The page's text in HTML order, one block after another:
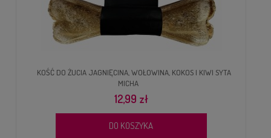
KOŚĆ DO ŻUCIA JAGNIĘCINA, WOŁOWINA, KOKOS I KIWI SYTA
MICHA
12,99 zł
DO KOSZYKA